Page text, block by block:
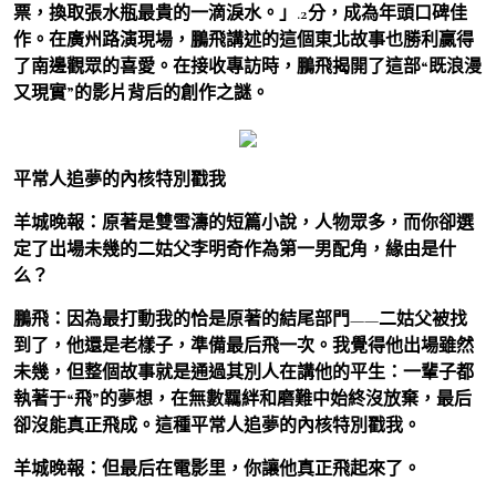
票，換取張水瓶最貴的一滴淚水。」.2分，成為年頭口碑佳
作。在廣州路演現場，鵬飛講述的這個東北故事也勝利贏得
了南邊觀眾的喜愛。在接收專訪時，鵬飛揭開了這部“既浪漫
又現實”的影片背后的創作之謎。
平常人追夢的內核特別戳我
羊城晚報：原著是雙雪濤的短篇小說，人物眾多，而你卻選
定了出場未幾的二姑父李明奇作為第一男配角，緣由是什
么？
鵬飛： 因為最打動我的恰是原著的結尾部門——二姑父被找
到了，他還是老樣子，準備最后飛一次。我覺得他出場雖然
未幾，但整個故事就是通過其別人在講他的平生：一輩子都
執著于“飛”的夢想，在無數羈絆和磨難中始終沒放棄，最后
卻沒能真正飛成。這種平常人追夢的內核特別戳我。
羊城晚報：但最后在電影里，你讓他真正飛起來了。